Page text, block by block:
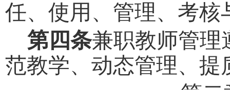
任、使用、管理、考核
第四条兼职教师管理
范教学、动态管理、提